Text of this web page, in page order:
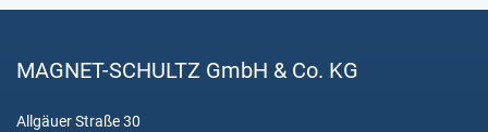
MAGNET-SCHULTZ GmbH & Co. KG
Allgäuer Straße 30